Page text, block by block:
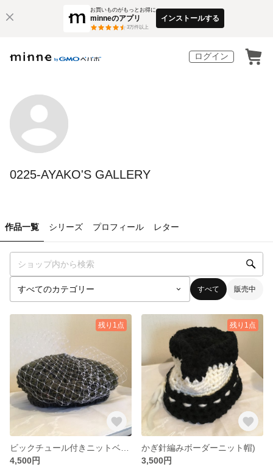
お買いものがもっとお得に
minneのアプリ
3万件以上
インストールする
ログイン
0225-AYAKO'S GALLERY
作品一覧 シリーズ プロフィール レター
すべて 販売中
残り1点
4,500円
残り1点
かぎ針編みボーダーニット帽)
3,500円